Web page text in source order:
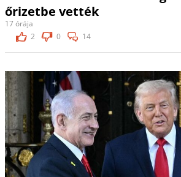
őrizetbe vették
17 órája
2
0 14